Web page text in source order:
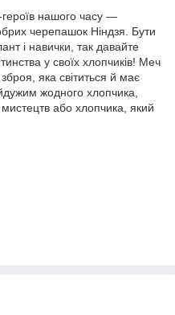
нашого часу —
черепашок Ніндзя. Бути
і навички, так давайте
у своїх хлопчиків! Меч
яка світиться й має
жодного хлопчика,
або хлопчика, який